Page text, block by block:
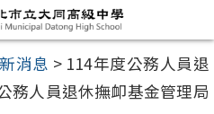
消息 > 114年度公務人員退
務人員退休撫卹基金管理局